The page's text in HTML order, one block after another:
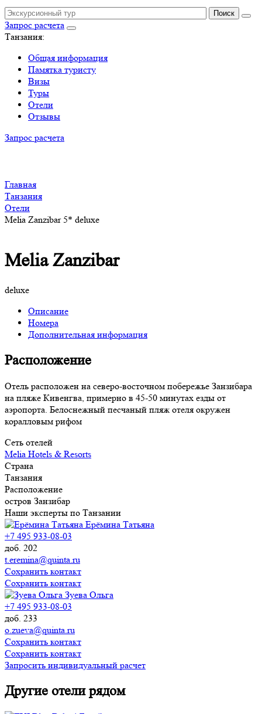
Запрос расчета
Танзания:
Общая информация
Памятка туристу
Визы
Туры
Отели
Отзывы
Запрос расчета
Главная
Танзания
Отели
Melia Zanzibar 5* deluxe
Melia Zanzibar
deluxe
Описание
Номера
Дополнительная информация
Расположение
Отель расположен на северо-восточном побережье Занзибара
на пляже Кивенгва, примерно в 45-50 минутах езды от
аэропорта. Белоснежный песчаный пляж отеля окружен
коралловым рифом
Сеть отелей
Melia Hotels & Resorts
Страна
Танзания
Расположение
остров Занзибар
Наши эксперты по Танзании
Ерёмина Татьяна
+7 495 933-08-03
доб. 202
t.eremina@quinta.ru
Сохранить контакт
Сохранить контакт
Зуева Ольга
+7 495 933-08-03
доб. 233
o.zueva@quinta.ru
Сохранить контакт
Сохранить контакт
Запросить индивидуальный расчет
Другие отели рядом